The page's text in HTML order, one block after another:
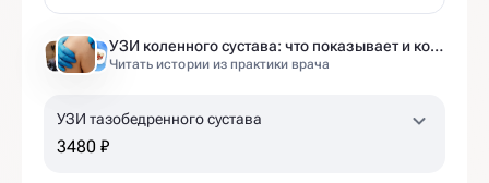
УЗИ коленного сустава: что показывает и когда назначают
Читать истории из практики врача
УЗИ тазобедренного сустава
3480 ₽